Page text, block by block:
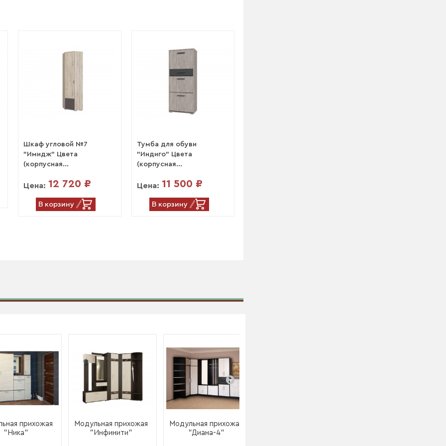
Шкаф угловой №7
"Имидж" Цвета
(корпусная...
Цена: 12 720 ₽
В корзину
Тумба для обуви
"Индиго" Цвета
(корпусная...
Цена: 11 500 ₽
В корзину
прихожая
"Ника"
Модульная прихожая
"Инфинити"
Модульная прихожая
"Диана-4"